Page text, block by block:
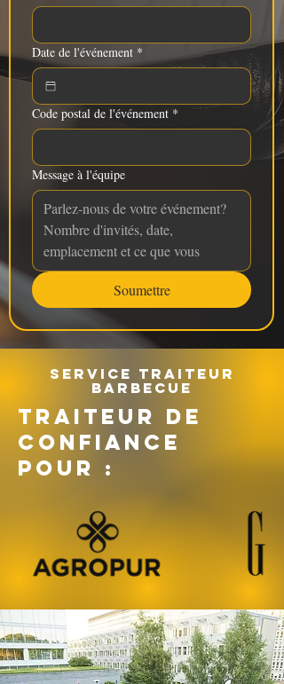
Date de l'événement *
Code postal de l'événement *
Message à l'équipe
Soumettre
Service traiteur
barbecue
TRAITEUR DE
CONFIANCE
POUR :